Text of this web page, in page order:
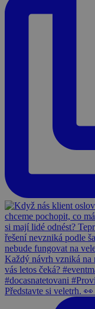
Představte si veletrh.